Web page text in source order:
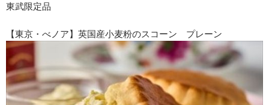
東武限定品
【東京・べノア】英国産小麦粉のスコーン プレーン